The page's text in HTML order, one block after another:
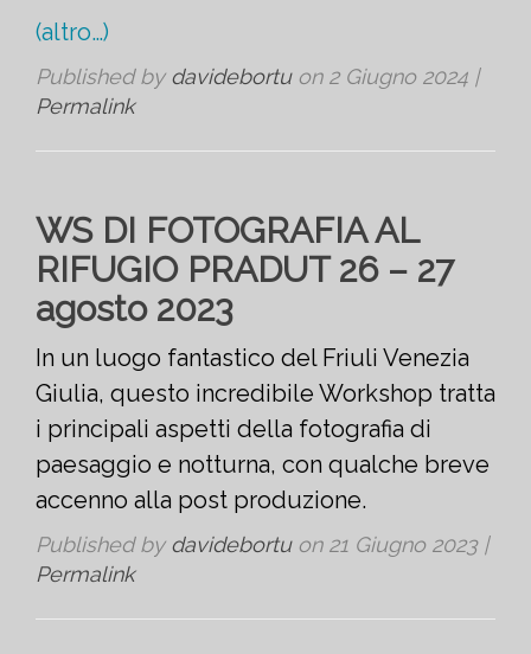
(altro…)
Published by davidebortuon 2 Giugno 2024 |
Permalink
WS DI FOTOGRAFIA AL
RIFUGIO PRADUT 26 – 27
agosto 2023
In un luogo fantastico del Friuli Venezia
Giulia, questo incredibile Workshop tratta
i principali aspetti della fotografia di
paesaggio e notturna, con qualche breve
accenno alla post produzione.
Published by davidebortuon 21 Giugno 2023|
Permalink